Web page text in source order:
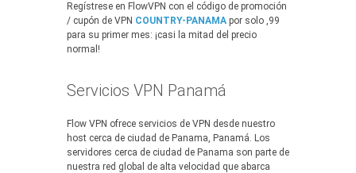
Regístrese en FlowVPN con el código de promoción
/ cupón de VPN COUNTRY-PANAMA por solo ,99
para su primer mes: ¡casi la mitad del precio
normal!
Servicios VPN Panamá
Flow VPN ofrece servicios de VPN desde nuestro
host cerca de ciudad de Panama, Panamá. Los
servidores cerca de ciudad de Panama son parte de
nuestra red global de alta velocidad que abarca